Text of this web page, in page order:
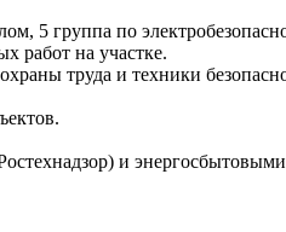
5 группа по
работ на участке.
труда и техники
и